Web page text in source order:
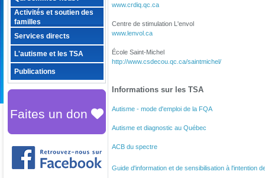
Activités et soutien des
familles
Services directs
L'autisme et les TSA
Publications
Faites un don
www.crdiq.qc.ca
Centre de stimulation L'envol
www.lenvol.ca
École Saint-Michel
http://www.csdecou.qc.ca/saintmichel/
Informations sur les TSA
Autisme - mode d'emploi de la FQA
Autisme et diagnostic au Québec
ACB du spectre
Guide d'information et de sensibilisation à l'intention